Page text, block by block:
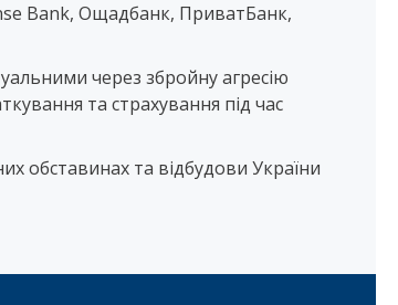
Bank, Ощадбанк, ПриватБанк,
через збройну агресію
та страхування під час
обставинах та відбудови України